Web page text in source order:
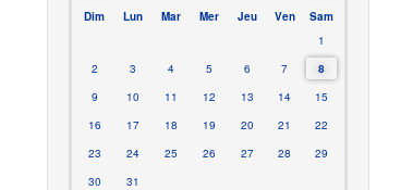
Dim Lun Mar Mer Jeu Ven
Sam
1
2
3 4 5 6 7
8
9
10 11 12 13 14
15
16
17 18 19 20 21
22
23
24 25 26 27 28
29
30
31